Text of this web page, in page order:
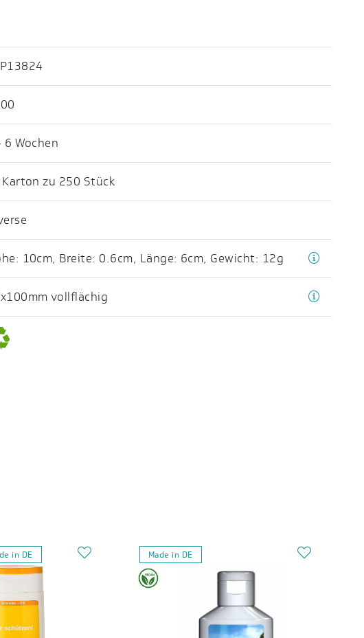
6 Wochen
Karton zu 250 Stück
10cm, Breite: 0.6cm, Länge: 6cm, Gewicht: 12g
vollflächig
in DE Made in DE